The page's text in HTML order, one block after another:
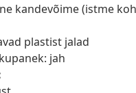
kandevõime (istme
plastist jalad
jah